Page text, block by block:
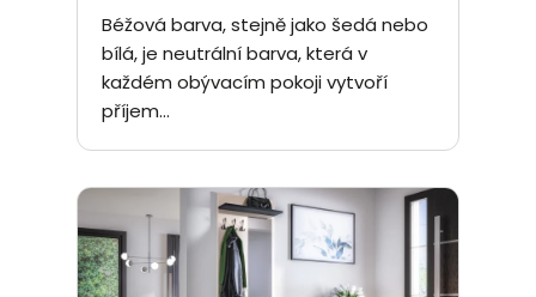
Béžová barva, stejně jako šedá nebo
bílá, je neutrální barva, která v
každém obývacím pokoji vytvoří
příjem...